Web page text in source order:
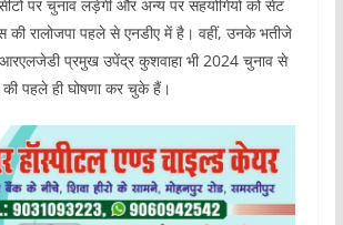
पर चुनाव लड़ेगी और अन्य पर सहयोगियों को सेट
की रालोजपा पहले से एनडीए में है। वहीं, उनके भतीजे
आरएलजेडी प्रमुख उपेंद्र कुशवाहा भी 2024 चुनाव से
पहले ही घोषणा कर चुके हैं।